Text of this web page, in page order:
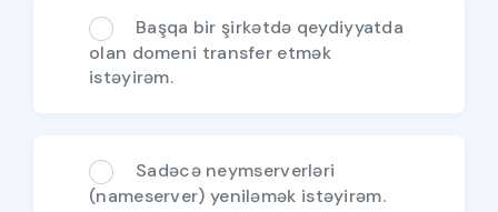
Başqa bir şirkətdə qeydiyyatda
olan domeni transfer etmək
istəyirəm.
Sadəcə neymserverləri
(nameserver) yeniləmək istəyirəm.